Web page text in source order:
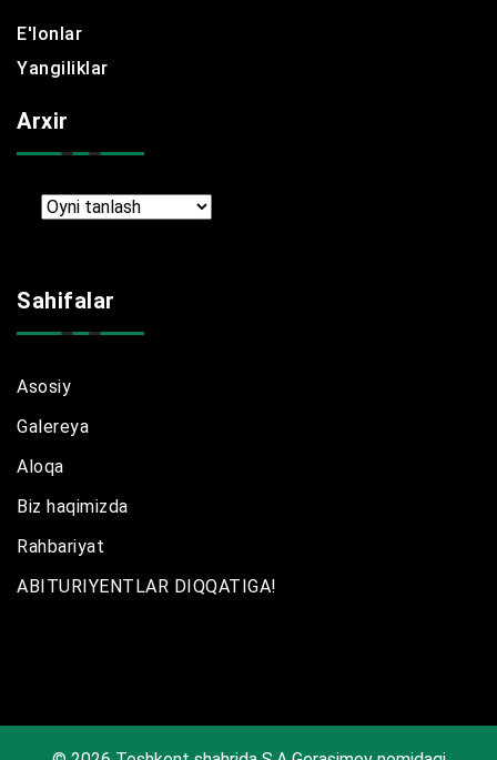
E'lonlar
Yangiliklar
Arxir
Arxir
Sahifalar
Asosiy
Galereya
Aloqa
Biz haqimizda
Rahbariyat
ABITURIYENTLAR DIQQATIGA!